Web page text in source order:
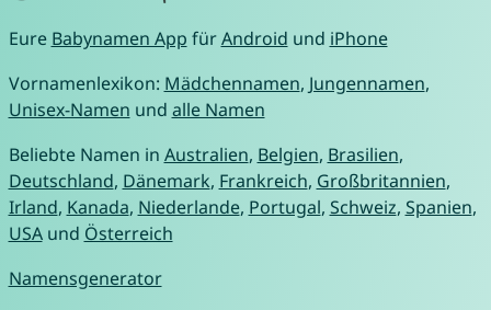
Eure Babynamen App fürAndroid und iPhone
Vornamenlexikon: Mädchennamen, Jungennamen,
Unisex-Namen und alle Namen
Beliebte Namen in Australien, Belgien, Brasilien,
Deutschland, Dänemark, Frankreich, Großbritannien,
Irland, Kanada, Niederlande, Portugal, Schweiz, Spanien,
USAund Österreich
Namensgenerator